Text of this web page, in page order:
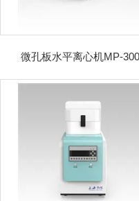
微孔板水平离心机MP-